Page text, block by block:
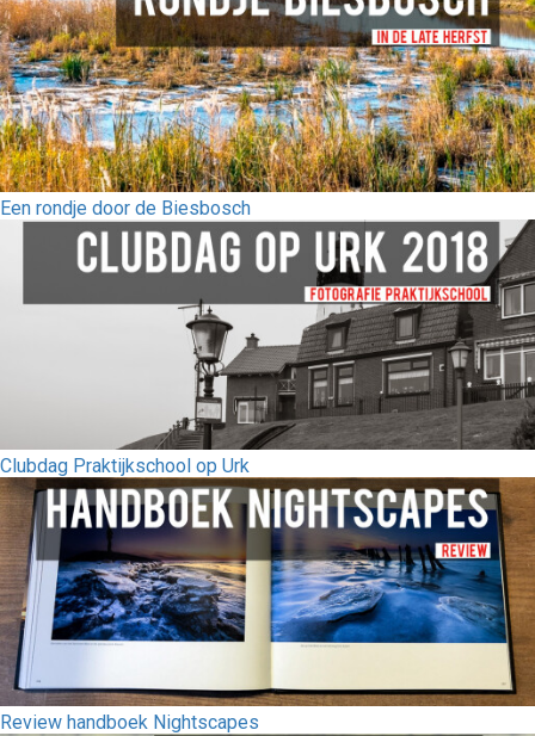
Een rondje door de Biesbosch
Clubdag Praktijkschool op Urk
Review handboek Nightscapes